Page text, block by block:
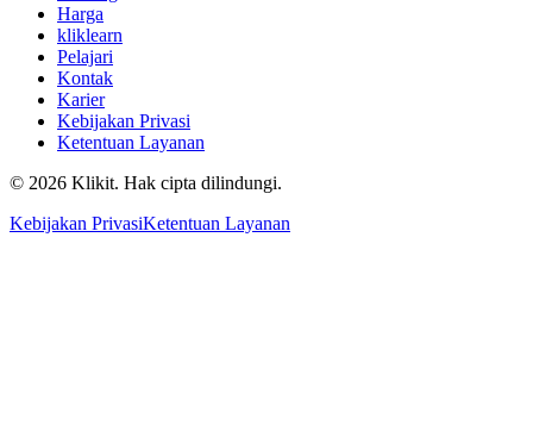
Harga
kliklearn
Pelajari
Kontak
Karier
Kebijakan Privasi
Ketentuan Layanan
© 2026 Klikit. Hak cipta dilindungi.
Kebijakan PrivasiKetentuan Layanan